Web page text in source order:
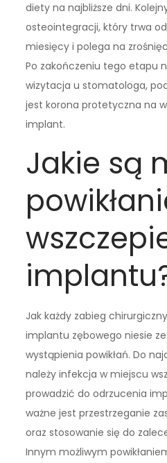
diety na najbliższe dni.
osteointegracji, który trwa
miesięcy i polega na
Po zakończeniu tego etapu
wizytacja u stomatologa,
jest korona protetyczna na
implant.
Jakie są
Jak każdy zabieg
implantu zębowego niesie
wystąpienia powikłań. Do
należy infekcja w miejscu
prowadzić do odrzucenia
ważne jest przestrzeganie
oraz stosowanie się do
Innym możliwym